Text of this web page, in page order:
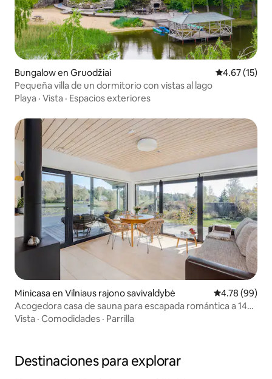
Bungalow en Gruodžiai Calificación
4.67 (15)
Pequeña villa de un dormitorio con vistas al lago
Playa · Vista · Espacios exteriores
Minicasa en Vilniaus rajono savivaldybė Calificación
4.78 (99)
Acogedora casa de sauna para escapada romántica a 14
km de Vilna
Vista · Comodidades · Parrilla
Destinaciones para explorar